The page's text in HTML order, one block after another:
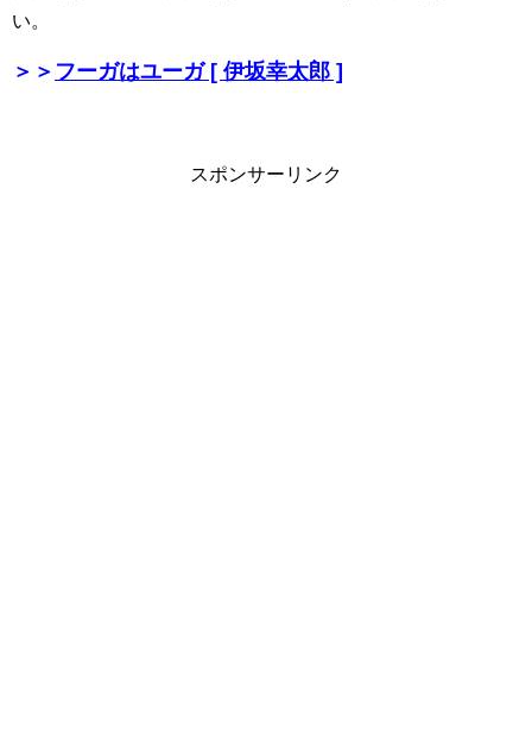
い。
＞＞ フーガはユーガ [ 伊坂幸太郎 ]
スポンサーリンク